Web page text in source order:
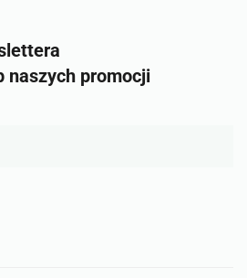
naszych promocji